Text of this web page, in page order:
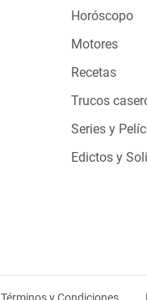
Horóscopo
Motores
Recetas
Trucos
Series y
Edictos y